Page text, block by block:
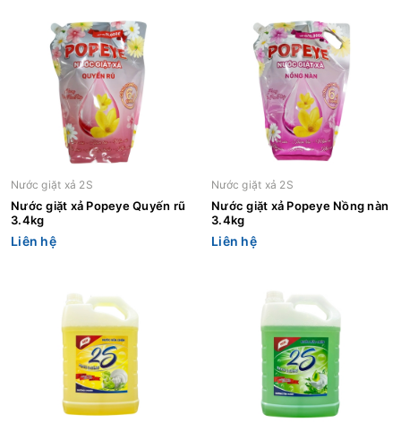
Nước giặt xả 2S
Nước giặt xả Popeye Quyến rũ
3.4kg
Liên hệ
Nước giặt xả 2S
Nước giặt xả Popeye Nồng nàn
3.4kg
Liên hệ